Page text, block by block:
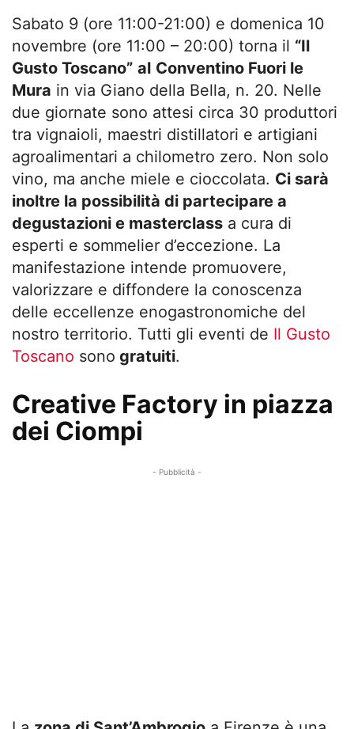
Sabato 9 (ore 11:00-21:00) e domenica 10
novembre (ore 11:00 – 20:00) torna il “Il
Gusto Toscano” al Conventino Fuori le
Mura in via Giano della Bella, n. 20. Nelle
due giornate sono attesi circa 30 produttori
tra vignaioli, maestri distillatori e artigiani
agroalimentari a chilometro zero. Non solo
vino, ma anche miele e cioccolata. Ci sarà
inoltre la possibilità di partecipare a
degustazioni e masterclass a cura di
esperti e sommelier d’eccezione. La
manifestazione intende promuovere,
valorizzare e diffondere la conoscenza
delle eccellenze enogastronomiche del
nostro territorio. Tutti gli eventi de Il Gusto
Toscano sono gratuiti.
Creative Factory in piazza
dei Ciompi
- Pubblicità -